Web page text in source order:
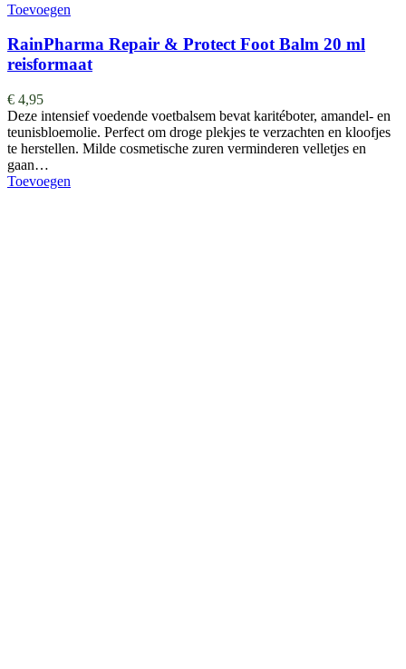
Toevoegen
RainPharma Repair & Protect Foot Balm 20 ml
reisformaat
€ 4,95
Deze intensief voedende voetbalsem bevat karitéboter, amandel- en
teunisbloemolie. Perfect om droge plekjes te verzachten en kloofjes
te herstellen. Milde cosmetische zuren verminderen velletjes en
gaan…
Toevoegen